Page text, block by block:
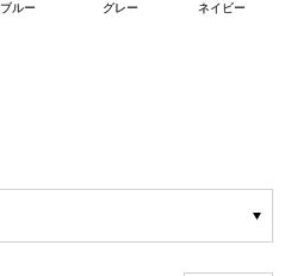
ブルー グレー ネイビー